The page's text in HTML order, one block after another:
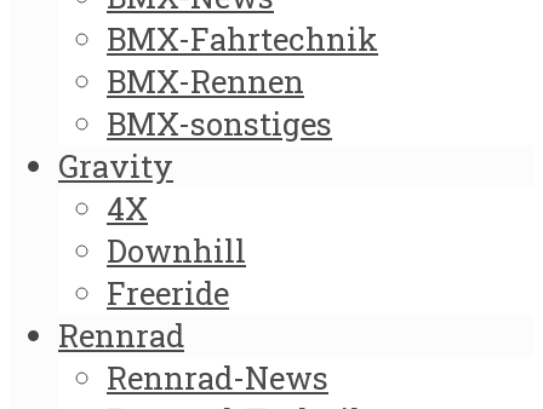
BMX-Fahrtechnik
BMX-Rennen
BMX-sonstiges
Gravity
4X
Downhill
Freeride
Rennrad
Rennrad-News